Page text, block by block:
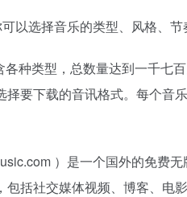
以选择音乐的类型、风格、节
种类型，总数量达到一千七
要下载的音讯格式。每个音
）是一个国外的免费
括社交媒体视频、博客、电